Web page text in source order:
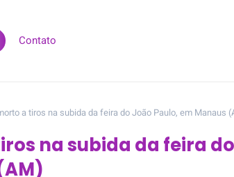
Contato
a tiros na subida da feira do João Paulo, em Manaus
na subida da feira